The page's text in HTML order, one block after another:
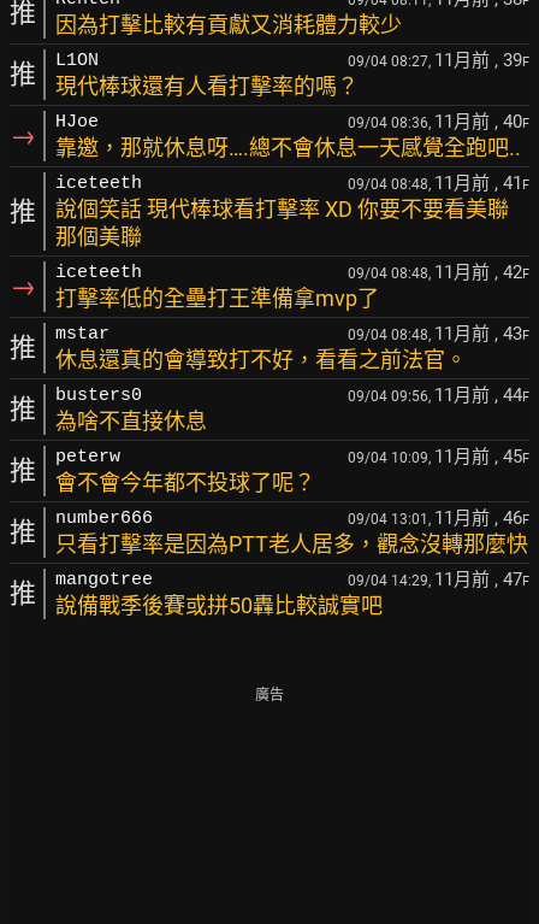
推 因為打擊比較有貢獻又消耗體力較少
推 L1ON 09/04 08:27, 11月前 , 39F
現代棒球還有人看打擊率的嗎？
→ HJoe 09/04 08:36, 11月前 , 40F
靠邀，那就休息呀….總不會休息一天感覺全跑吧..
推
iceteeth 09/04 08:48, 11月前 , 41 F
說個笑話 現代棒球看打擊率 XD 你要不要看美聯
那個美聯
→ iceteeth 09/04 08:48, 11月前 , 42F
打擊率低的全壘打王準備拿mvp了
推 mstar 09/04 08:48, 11月前 , 43F
休息還真的會導致打不好，看看之前法官。
推 busters0 09/04 09:56, 11月前 , 44F
為啥不直接休息
推 peterw 09/04 10:09, 11月前 , 45F
會不會今年都不投球了呢？
推 number666 09/04 13:01, 11月前 , 46F
只看打擊率是因為PTT老人居多，觀念沒轉那麼快
推 mangotree 09/04 14:29, 11月前 , 47F
說備戰季後賽或拼50轟比較誠實吧
廣告